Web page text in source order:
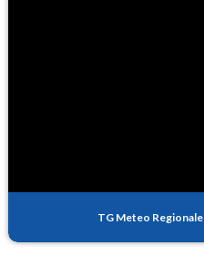
TG Meteo Regionale